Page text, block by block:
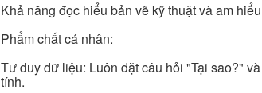
Khả năng đọc hiểu bản vẽ kỹ thuật và am
Phẩm chất cá nhân:
Tư duy dữ liệu: Luôn đặt câu hỏi "Tại sao?"
tính.